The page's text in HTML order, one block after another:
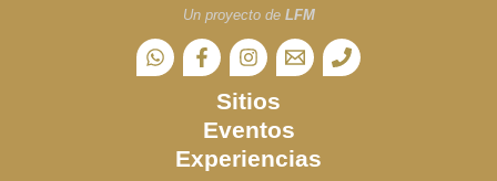
Un proyecto de LFM
Sitios
Eventos
Experiencias